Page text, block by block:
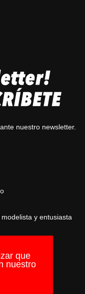
que
nuestro
nuestro newsletter.
y entusiasta